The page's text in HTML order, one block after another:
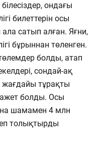
білесіздер, ондағы
билеттерін осы
сатып алған. Яғни,
бұрыннан төленген.
болды, атап
сондай-ақ
тұрақты
болды. Осы
шамамен 4 млн
толықтырды